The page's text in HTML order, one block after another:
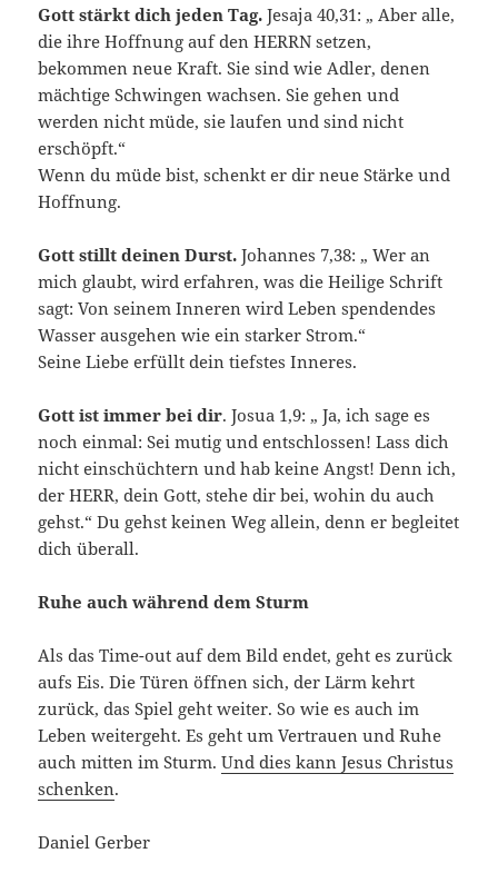
Gott stärkt dich jeden Tag. Jesaja 40,31: „ Aber alle,
die ihre Hoffnung auf den HERRN setzen,
bekommen neue Kraft. Sie sind wie Adler, denen
mächtige Schwingen wachsen. Sie gehen und
werden nicht müde, sie laufen und sind nicht
erschöpft.“
Wenn du müde bist, schenkt er dir neue Stärke und
Hoffnung.
Gott stillt deinen Durst. Johannes 7,38: „ Wer an
mich glaubt, wird erfahren, was die Heilige Schrift
sagt: Von seinem Inneren wird Leben spendendes
Wasser ausgehen wie ein starker Strom.“
Seine Liebe erfüllt dein tiefstes Inneres.
Gott ist immer bei dir. Josua 1,9: „ Ja, ich sage es
noch einmal: Sei mutig und entschlossen! Lass dich
nicht einschüchtern und hab keine Angst! Denn ich,
der HERR, dein Gott, stehe dir bei, wohin du auch
gehst.“ Du gehst keinen Weg allein, denn er begleitet
dich überall.
Ruhe auch während dem Sturm
Als das Time-out auf dem Bild endet, geht es zurück
aufs Eis. Die Türen öffnen sich, der Lärm kehrt
zurück, das Spiel geht weiter. So wie es auch im
Leben weitergeht. Es geht um Vertrauen und Ruhe
auch mitten im Sturm.Und dies kann Jesus Christus
schenken.
Daniel Gerber